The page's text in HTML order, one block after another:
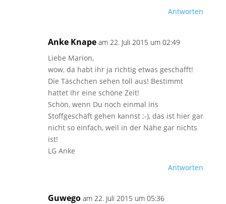
Antworten
Anke Knape am 22. Juli 2015 um 02:49
Liebe Marion,
wow, da habt ihr ja richtig etwas geschafft!
Die Täschchen sehen toll aus! Bestimmt
hattet Ihr eine schöne Zeit!
Schön, wenn Du noch einmal ins
Stoffgeschäft gehen kannst ;-), das ist hier gar
nicht so einfach, weil in der Nähe gar nichts
ist!
LG Anke
Antworten
Guwego am 22. Juli 2015 um 05:36